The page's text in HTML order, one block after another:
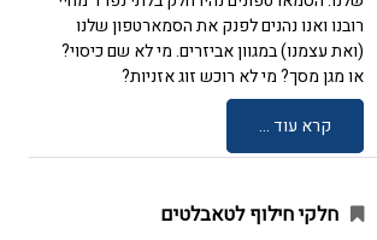
רובנו ואנו נהנים לפנק את הסמארטפון שלנו
(ואת עצמנו) במגוון אביזרים. מי לא שם כיסוי?
או מגן מסך? מי לא רוכש זוג אזניות?
קרא עוד ...
חלקי חילוף לטאבלטים